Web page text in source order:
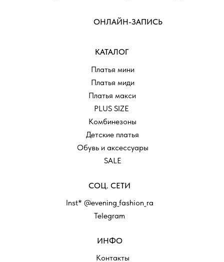
ОНЛАЙН-ЗАПИСЬ
Inst* @evening_fashion_ra
Telegram
СОЦ. СЕТИ
Контакты
ИНФО
КАТАЛОГ
Платья мини
Платья миди
Платья макси
PLUS SIZE
Детские платья
Обувь и аксессуары
Комбинезоны
SALE